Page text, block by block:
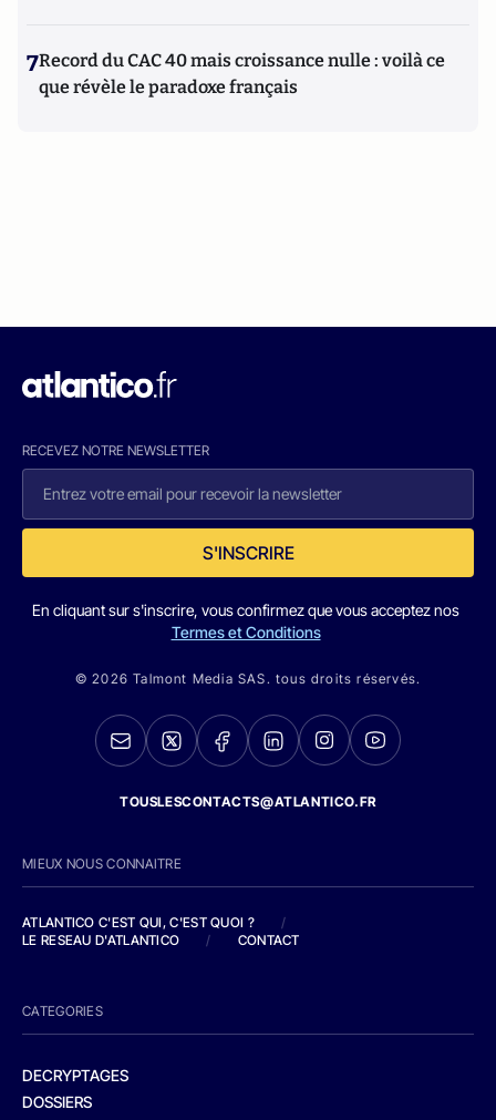
7Record du CAC 40 mais croissance nulle : voilà ce
que révèle le paradoxe français
RECEVEZ NOTRE NEWSLETTER
S'INSCRIRE
En cliquant sur s'inscrire, vous confirmez que vous acceptez nos
Termes et Conditions
© 2026 Talmont Media SAS. tous droits réservés.
TOUSLESCONTACTS@ATLANTICO.FR
MIEUX NOUS CONNAITRE
ATLANTICO C'EST QUI, C'EST QUOI ?
/
LE RESEAU D'ATLANTICO
/ CONTACT
CATEGORIES
DECRYPTAGES
DOSSIERS